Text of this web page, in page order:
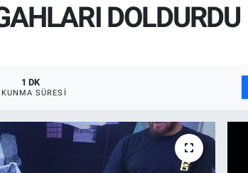
BİST100
13.768
DOLDURDU
1 DK
SÜRESI